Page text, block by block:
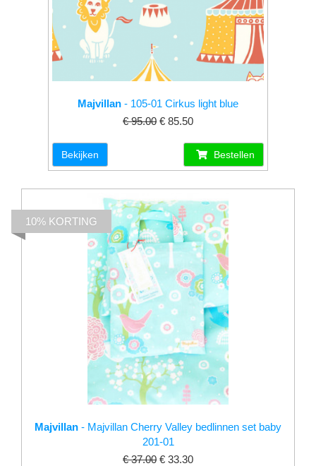
Majvillan - 105-01 Cirkus light blue
€ 95.00 € 85.50
Bekijken Bestellen
Majvillan - Majvillan Cherry Valley bedlinnen set baby
201-01
€ 37.00 € 33.30
10% KORTING